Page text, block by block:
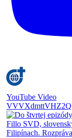
YouTube Video